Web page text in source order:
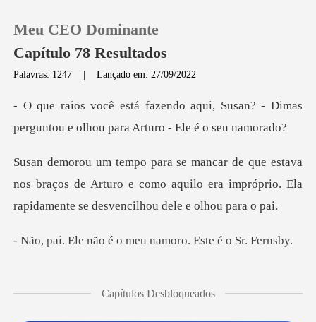
0
Histórico
Meu CEO Dominante
Capítulo 78 Resultados
Palavras: 1247 |Lançado em: 27/09/2022
i, Susan? - Dimas
perguntou e olhou
os braços de Arturo e como aquilo era impróprio. Ela
é o meu namoro. Es
Capítulos Desbloqueados